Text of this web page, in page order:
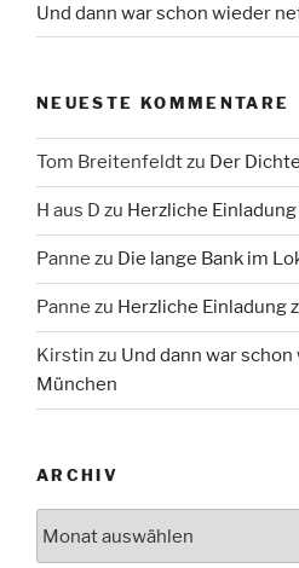
Und dann war schon wieder
NEUESTE KOMMENTARE
Tom Breitenfeldtzu Der
H aus D zu Herzliche
Panne zu Die lange Bank im
Panne zu Herzliche Einladung
Kirstin zu Und dann war
München
ARCHIV